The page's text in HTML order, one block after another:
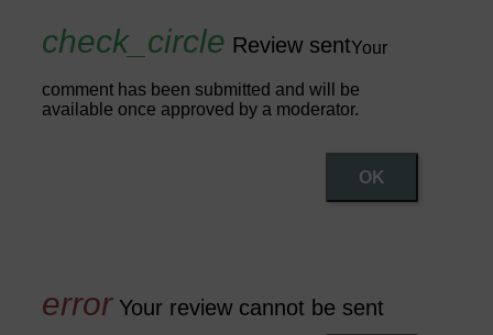
Review sentYour
comment has been submitted and will be
available once approved by a moderator.
OK
Your review cannot be sent